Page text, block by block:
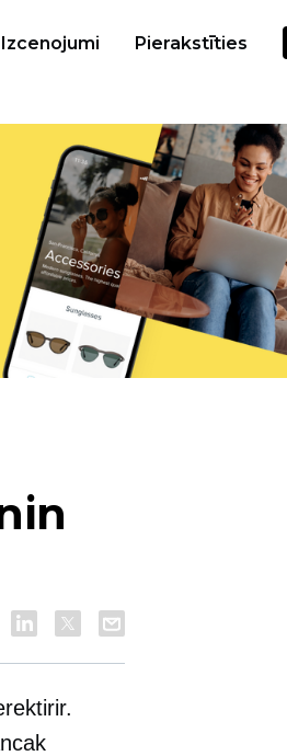
Izcenojumi Pierakstīties